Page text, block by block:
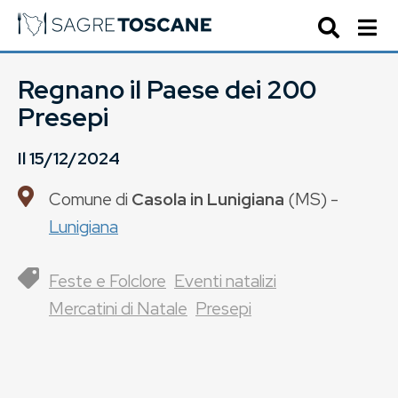
Regnano il Paese dei 200
Presepi
Il15/12/2024
Comune di Casola in Lunigiana (MS) -
Lunigiana
Feste e Folclore Eventi natalizi
Mercatini di Natale Presepi